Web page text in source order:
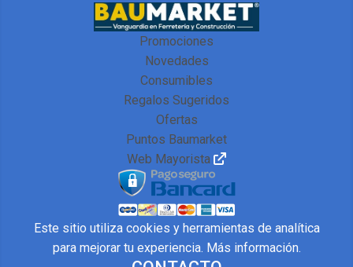
Promociones
Novedades
Consumibles
Regalos Sugeridos
Ofertas
Puntos Baumarket
Web Mayorista
Este sitio utiliza cookies y herramientas de analítica
para mejorar tu experiencia. Más información.